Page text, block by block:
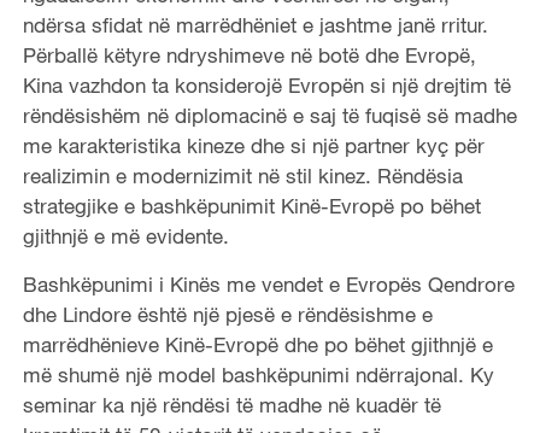
ndërsa sfidat në marrëdhëniet e jashtme janë rritur.
Përballë këtyre ndryshimeve në botë dhe Evropë,
Kina vazhdon ta konsiderojë Evropën si një drejtim të
rëndësishëm në diplomacinë e saj të fuqisë së madhe
me karakteristika kineze dhe si një partner kyç për
realizimin e modernizimit në stil kinez. Rëndësia
strategjike e bashkëpunimit Kinë-Evropë po bëhet
gjithnjë e më evidente.
Bashkëpunimi i Kinës me vendet e Evropës Qendrore
dhe Lindore është një pjesë e rëndësishme e
marrëdhënieve Kinë-Evropë dhe po bëhet gjithnjë e
më shumë një model bashkëpunimi ndërrajonal. Ky
seminar ka një rëndësi të madhe në kuadër të